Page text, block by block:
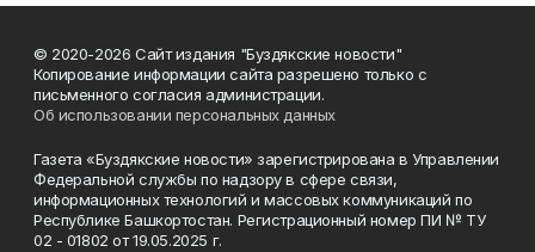
© 2020-2026 Сайт издания "Буздякские новости"
Копирование информации сайта разрешено только с
письменного согласия администрации.
Об использовании персональных данных
Газета «Буздякские новости» зарегистрирована в Управлении
Федеральной службы по надзору в сфере связи,
информационных технологий и массовых коммуникаций по
Республике Башкортостан. Регистрационный номер ПИ № ТУ
02 - 01802 от 19.05.2025 г.